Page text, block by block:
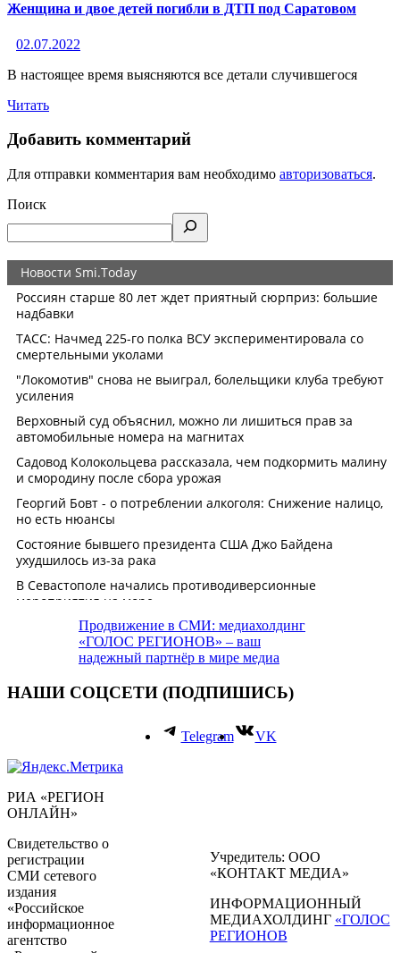
Женщина и двое детей погибли в ДТП под Саратовом
02.07.2022
В настоящее время выясняются все детали случившегося
Читать
Добавить комментарий
Для отправки комментария вам необходимо авторизоваться.
Поиск
Продвижение в СМИ: медиахолдинг
«ГОЛОС РЕГИОНОВ» – ваш
надежный партнёр в мире медиа
НАШИ СОЦСЕТИ (ПОДПИШИСЬ)
Telegram VK
РИА «РЕГИОН
ОНЛАЙН»
Свидетельство о
регистрации
СМИ сетевого
издания
«Российское
информационное
агентство
Учредитель: ООО
«КОНТАКТ МЕДИА»
ИНФОРМАЦИОННЫЙ
МЕДИАХОЛДИНГ «ГОЛОС
РЕГИОНОВ